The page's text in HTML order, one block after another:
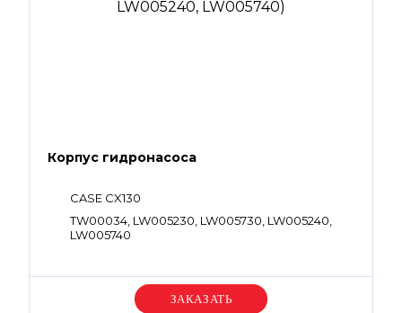
Корпус гидронасоса
CASE CX130
TW00034, LW005230, LW005730, LW005240,
LW005740
Уточняйте цену